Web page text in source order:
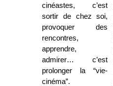
cinéastes, c’est
sortir de chez soi,
provoquer des
rencontres,
apprendre,
admirer… c’est
prolonger la “vie-
cinéma”.